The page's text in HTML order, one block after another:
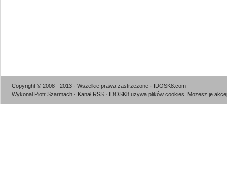
Copyright © 2008 - 2013 · Wszelkie prawa zastrzeżone · IDOSK8.com
Wykonał Piotr Szarmach · Kanał RSS · IDOSK8 używa plików cookies. Możesz je